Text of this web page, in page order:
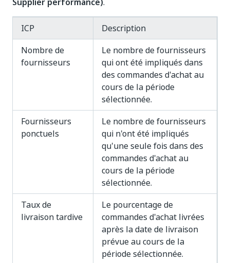
ICP
Description
Nombre de
fournisseurs
Le nombre de fournisseurs
qui ont été impliqués dans
des commandes d'achat au
cours de la période
sélectionnée.
Fournisseurs
ponctuels
Le nombre de fournisseurs
qui n'ont été impliqués
qu'une seule fois dans des
commandes d'achat au
cours de la période
sélectionnée.
Taux de
livraison tardive
Le pourcentage de
commandes d'achat livrées
après la date de livraison
prévue au cours de la
période sélectionnée.